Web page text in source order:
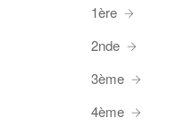
1ère
2nde
3ème
4ème